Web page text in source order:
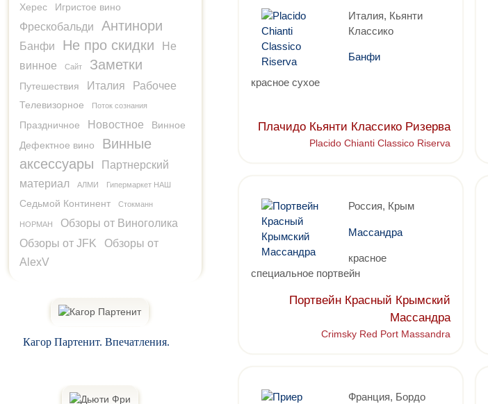
Италия, Кьянти
Классико
Банфи
красное сухое
Плачидо Кьянти Классико Ризерва
Placido Chianti Classico Riserva
Россия, Крым
Массандра
красное
специальное портвейн
Портвейн Красный Крымский
Массандра
Crimsky Red Port Massandra
Франция, Бордо
Херес Игристое вино
Фрескобальди Антинори
Банфи Не про скидки
Не
винное
Сайт Заметки
Путешествия Италия Рабочее
Телевизорное Поток сознания
Праздничное Новостное
Винное
Дефектное вино
Винные
аксессуары
Партнерский
материал
АЛМИ Гипермаркет НАШ
Седьмой Континент Стокманн
НОРМАН
Обзоры от Виноголика
Обзоры от JFK
Обзоры от
AlexV
Кагор Партенит. Впечатления.